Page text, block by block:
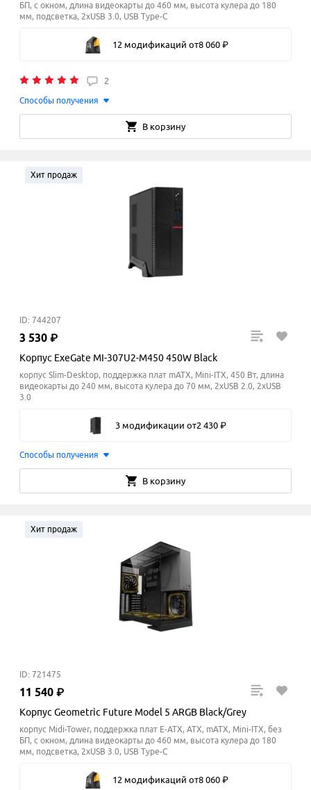
БП, с окном, длина видеокарты до 460 мм, высота кулера до 180
мм, подсветка, 2xUSB 3.0, USB Type-C
12 модификаций от8 060 ₽
2
Способы получения
В корзину
Хит продаж
ID: 744207
3 530 ₽
Корпус ExeGate MI-307U2-M450 450W Black
корпус Slim-Desktop, поддержка плат mATX, Mini-ITX, 450 Вт, длина
видеокарты до 240 мм, высота кулера до 70 мм, 2xUSB 2.0, 2xUSB
3.0
3 модификации от2 430 ₽
Способы получения
В корзину
Хит продаж
ID: 721475
11 540 ₽
Корпус Geometric Future Model 5 ARGB Black/Grey
корпус Midi-Tower, поддержка плат E-ATX, ATX, mATX, Mini-ITX, без
БП, с окном, длина видеокарты до 460 мм, высота кулера до 180
мм, подсветка, 2xUSB 3.0, USB Type-C
12 модификаций от8 060 ₽